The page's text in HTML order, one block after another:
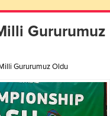
Gururumuz
Gururumuz Oldu